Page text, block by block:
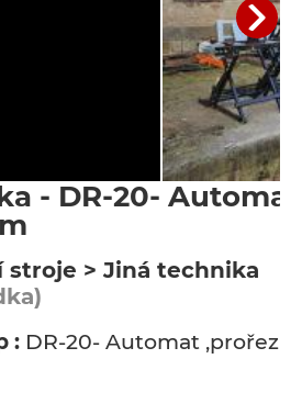
- DR-20- Automat
stroje > Jiná technika
: DR-20- Automat ,prořez